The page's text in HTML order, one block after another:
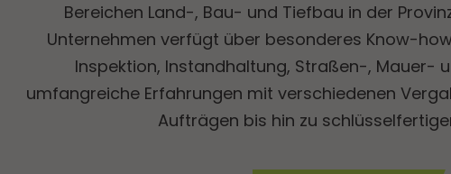
Bereichen Land-, Bau- und Tiefbau in der
Unternehmen verfügt über besonderes Know-
Inspektion, Instandhaltung, Straßen-, Mauer-
umfangreiche Erfahrungen mit verschiedenen
Aufträgen bis hin zu